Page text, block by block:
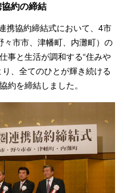
約の締結
携協約締結式において、4市
々市市、津幡町、内灘町）の
事と生活が調和する“住みや
、全てのひとが輝き続ける
約を締結しました。